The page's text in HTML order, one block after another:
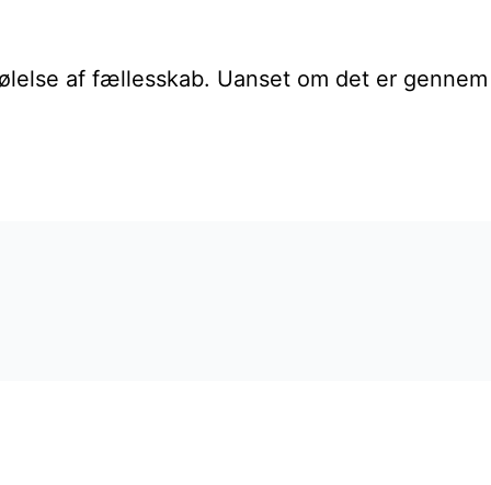
af fællesskab. Uanset om det er